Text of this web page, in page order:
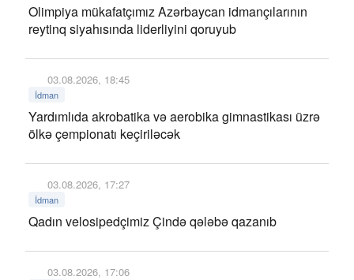
Olimpiya mükafatçımız Azərbaycan idmançılarının
reytinq siyahısında liderliyini qoruyub
03.08.2026, 18:45
İdman
Yardımlıda akrobatika və aerobika gimnastikası üzrə
ölkə çempionatı keçiriləcək
03.08.2026, 17:27
İdman
Qadın velosipedçimiz Çində qələbə qazanıb
03.08.2026, 17:06